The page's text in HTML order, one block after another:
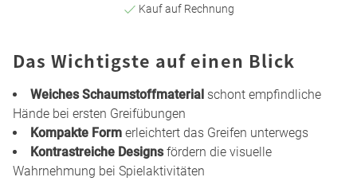
Kauf auf Rechnung
Das Wichtigste auf einen Blick
Weiches Schaumstoffmaterial schont empfindliche
Hände bei ersten Greifübungen
Kompakte Form erleichtert das Greifen unterwegs
Kontrastreiche Designsfördern die visuelle
Wahrnehmung bei Spielaktivitäten